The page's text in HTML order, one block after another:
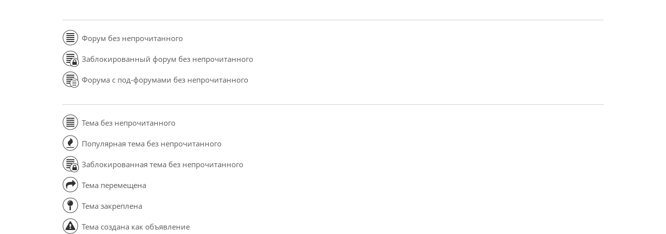
Форум без непрочитанного
Заблокированный форум без непрочитанного
Форума с под-форумами без непрочитанного
Тема без непрочитанного
Популярная тема без непрочитанного
Заблокированная тема без непрочитанного
Тема перемещена
Тема закреплена
Тема создана как объявление